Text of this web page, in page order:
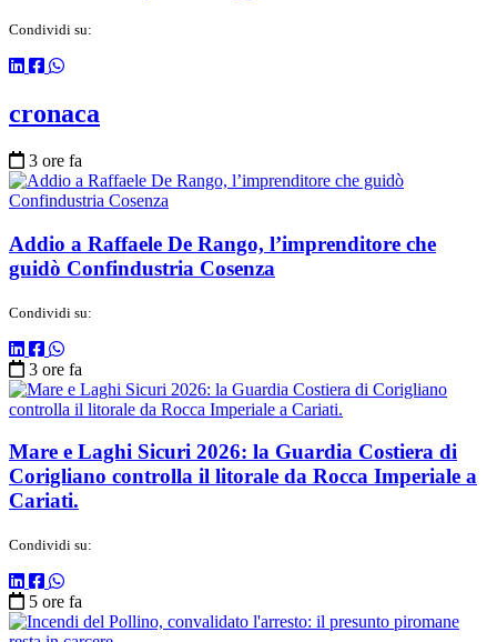
Condividi su:
cronaca
3 ore fa
Addio a Raffaele De Rango, l’imprenditore che
guidò Confindustria Cosenza
Condividi su:
3 ore fa
Mare e Laghi Sicuri 2026: la Guardia Costiera di
Corigliano controlla il litorale da Rocca Imperiale a
Cariati.
Condividi su:
5 ore fa